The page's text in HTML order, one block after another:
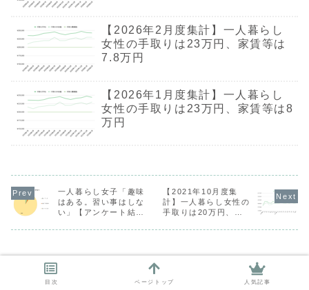
【2026年2月度集計】一人暮らし
女性の手取りは23万円、家賃等は
7.8万円
【2026年1月度集計】一人暮らし
女性の手取りは23万円、家賃等は8
万円
一人暮らし女子「趣味
はある。習い事はしな
い」【アンケート結果
【2021年10月度集
計】一人暮らし女性の
手取りは20万円、家
目次 ページトップ 人気記事